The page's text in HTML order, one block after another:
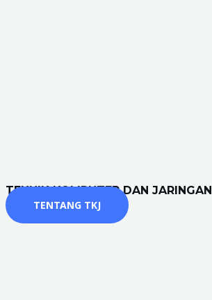
TEKNIK KOMPUTER DAN JARINGAN
TENTANG TKJ